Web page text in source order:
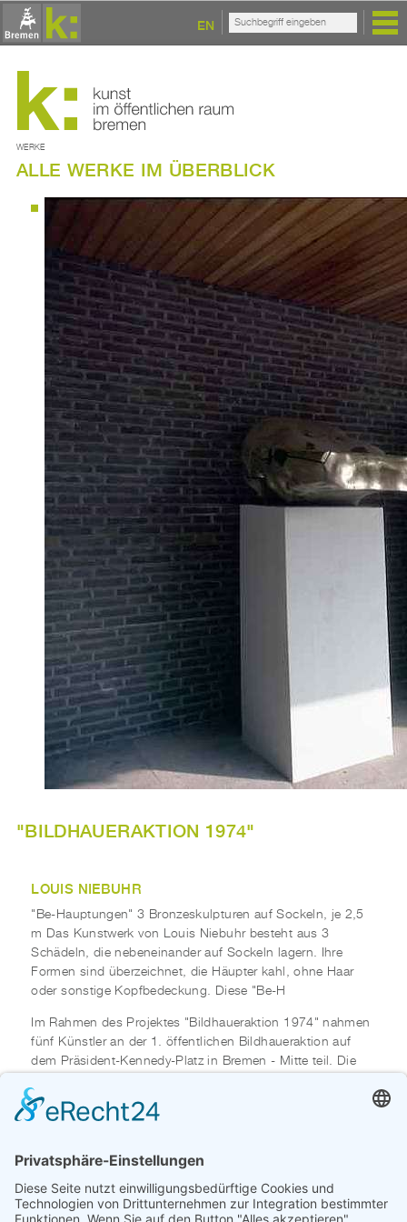
EN
WERKE
ALLE WERKE IM ÜBERBLICK
"BILDHAUERAKTION 1974"
LOUIS NIEBUHR
"Be-Hauptungen" 3 Bronzeskulpturen auf Sockeln, je 2,5
m Das Kunstwerk von Louis Niebuhr besteht aus 3
Schädeln, die nebeneinander auf Sockeln lagern. Ihre
Formen sind überzeichnet, die Häupter kahl, ohne Haar
oder sonstige Kopfbedeckung. Diese "Be-H
Im Rahmen des Projektes "Bildhaueraktion 1974" nahmen
fünf Künstler an der 1. öffentlichen Bildhaueraktion auf
dem Präsident-Kennedy-Platz in Bremen - Mitte teil. Die
Standort.
Beteiligt waren: Otto Almstadt, Klaus-Dieter Boehm, Moritz
Bormann, Louis Niebuhr, Bernd Uiberall